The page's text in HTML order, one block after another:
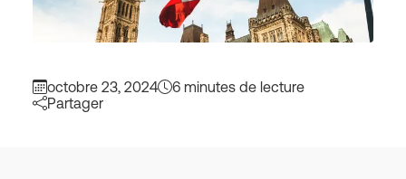
octobre 23, 2024
6 minutes de lecture
Partager